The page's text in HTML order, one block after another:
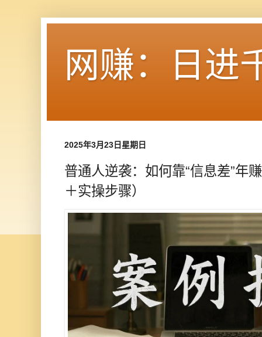
网赚：日进
2025年3月23日星期日
普通人逆袭：如何靠“信息差”年
＋实操步骤）